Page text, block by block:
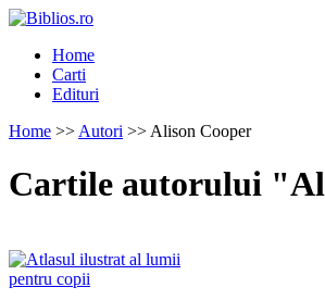
Home
Carti
Edituri
Home >> Autori >> Alison Cooper
Cartile autorului